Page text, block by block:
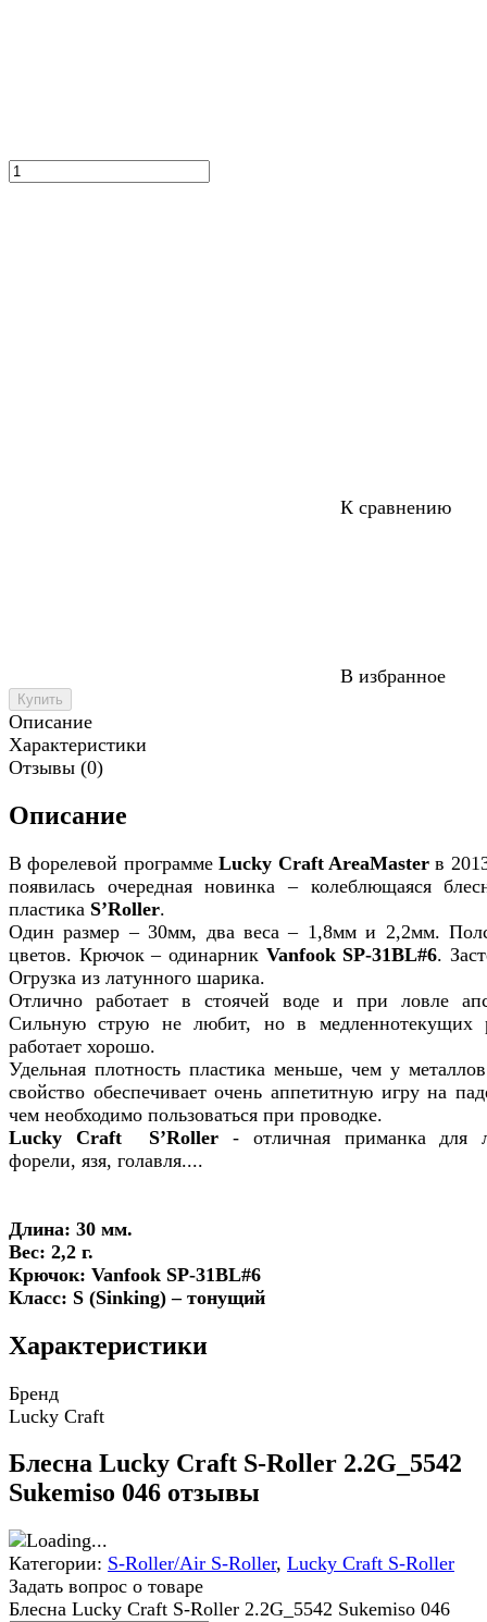
К сравнению
В избранное
Купить
Описание
Характеристики
Отзывы (0)
Описание
В форелевой программеLucky Craft AreaMasterв
появилась очередная новинка – колеблющаяся
пластика S’Roller.
Один размер – 30мм, два веса – 1,8мм и 2,2мм.
цветов. Крючок – одинарник Vanfook SP-31BL#6.
Огрузка из латунного шарика.
Отлично работает в стоячей воде и при ловле
Сильную струю не любит, но в медленнотекущих
работает хорошо.
Удельная плотность пластика меньше, чем у
свойство обеспечивает очень аппетитную игру на
чем необходимо пользоваться при проводке.
Lucky Craft
S’Roller - отличная приманка для
форели, язя, голавля....
Длина: 30 мм.
Вес: 2,2 г.
Крючок: Vanfook SP-31BL#6
Класс: S (Sinking) – тонущий
Характеристики
Бренд
Lucky Craft
Блесна Lucky Craft S-Roller 2.2G_5542
Sukemiso 046 отзывы
Категории: S-Roller/Air S-Roller, Lucky Craft S-Roller
Задать вопрос о товаре
Блесна Lucky Craft S-Roller 2.2G_5542 Sukemiso 046